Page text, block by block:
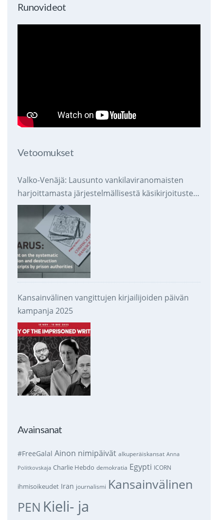
Runovideot
Vetoomukset
Valko-Venäjä: Lausunto vankilaviranomaisten
harjoittamasta järjestelmällisestä käsikirjoitusten
takavarikoinnista ja tuhoamisesta
Kansainvälinen vangittujen kirjailijoiden päivän
kampanja 2025
Avainsanat
#FreeGalal Ainon nimipäivät alkuperäiskansat Anna
Politkovskaja Charlie Hebdo demokratia Egypti ICORN
ihmisoikeudet Iran journalismi Kansainvälinen
PEN Kieli- ja